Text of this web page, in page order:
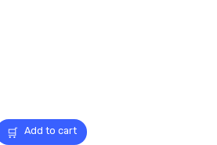
Add to cart